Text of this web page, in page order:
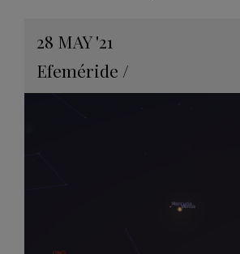
28 MAY'21
Efeméride /